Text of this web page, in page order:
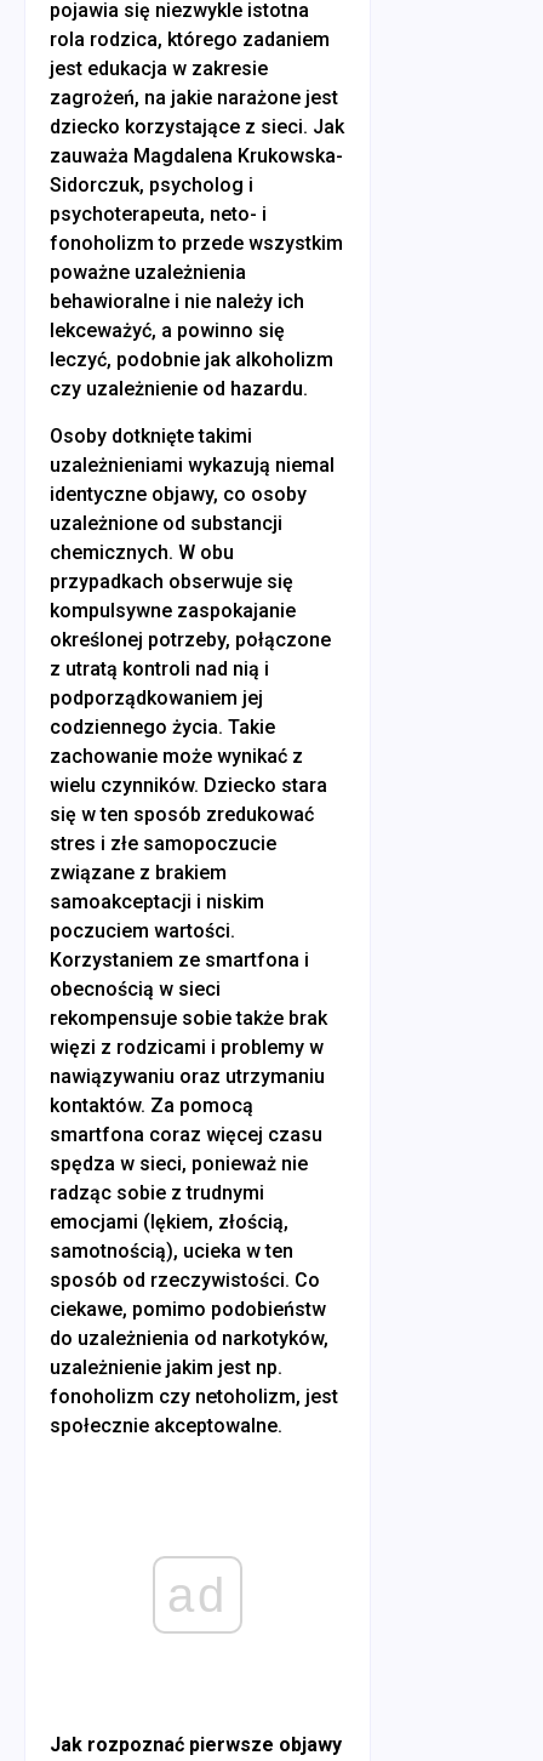
pojawia się niezwykle istotna
rola rodzica, którego zadaniem
jest edukacja w zakresie
zagrożeń, na jakie narażone jest
dziecko korzystające z sieci. Jak
zauważa Magdalena Krukowska-
Sidorczuk, psycholog i
psychoterapeuta, neto- i
fonoholizm to przede wszystkim
poważne uzależnienia
behawioralne i nie należy ich
lekceważyć, a powinno się
leczyć, podobnie jak alkoholizm
czy uzależnienie od hazardu.
Osoby dotknięte takimi
uzależnieniami wykazują niemal
identyczne objawy, co osoby
uzależnione od substancji
chemicznych. W obu
przypadkach obserwuje się
kompulsywne zaspokajanie
określonej potrzeby, połączone
z utratą kontroli nad nią i
podporządkowaniem jej
codziennego życia. Takie
zachowanie może wynikać z
wielu czynników. Dziecko stara
się w ten sposób zredukować
stres i złe samopoczucie
związane z brakiem
samoakceptacji i niskim
poczuciem wartości.
Korzystaniem ze smartfona i
obecnością w sieci
rekompensuje sobie także brak
więzi z rodzicami i problemy w
nawiązywaniu oraz utrzymaniu
kontaktów. Za pomocą
smartfona coraz więcej czasu
spędza w sieci, ponieważ nie
radząc sobie z trudnymi
emocjami (lękiem, złością,
samotnością), ucieka w ten
sposób od rzeczywistości. Co
ciekawe, pomimo podobieństw
do uzależnienia od narkotyków,
uzależnienie jakim jest np.
fonoholizm czy netoholizm, jest
społecznie akceptowalne.
ad
Jak rozpoznać pierwsze objawy